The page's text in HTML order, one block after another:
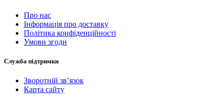
Про нас
Інформація про доставку
Політика конфіденційності
Умови згоди
Служба підтримки
Зворотній зв’язок
Карта сайту